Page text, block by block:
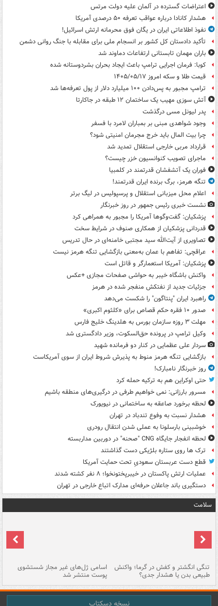
اعتراضات گسترده در آلمان علیه دولت مرتس
هشدار کانادا درباره عواقب تعرفه ۵۰ درصدی آمریکا
نفوذ اطلاعاتی ایران در یگان فوق محرمانه ارتش اسرائیل!
تأکید دادستان کل کشور بر انسجام ملی برای مقابله با جنگ روانی دشمن
باران مهمان تابستانی ارتفاعات دماوند شد
کوبا: فرمان اجرایی ترامپ باعث ایجاد بحران بشردوستانه شده
قیمت طلا و سکه امروز ۱۴۰۵/۰۵/۱۷
ترامپ مجبور به پس‌دادن ۱۰۰ میلیارد دلار از پول تعرفه‌ها شد
آتش سوزی مهیب یک ساختمان ۱۲ طبقه در جاکارتا
پدر لیونل مسی درگذشت
وجود شواهدی مبنی بر بمباران لامرد با فسفر
چرا بیت المال باید خرج مجرمان امنیتی شود؟
قرارداد مربی خارجی استقلال تمدید شد
ماجرای تصویب کنوانسیون خزر چیست؟
فوران یک آتشفشان قدرتمند در کلمبیا
تنگه هرمز، برگ برنده ایران قدرتمند!
اعلام محل میزبانی استقلال و پرسپولیس در لیگ برتر
نشست خبری رئیس جمهور در روز خبرنگار
پزشکیان: گفت‌وگوها آمریکا را مجبور به همراهی کرد
قدردانی پزشکیان از همکاری صنوف در شرایط سخت
تصاویری از آیت‌الله سید مجتبی خامنه‌ای در حال تدریس
عراقچی: تفاهم با عمان به‌معنی بازگشایی تنگه هرمز نیست
پزشکیان: آمریکا استعمارگر و قاتل است
واکنش باشگاه خیبر به حواشی صفحات مجازی +عکس
جزئیات جدید از نفتکش منفجر شده در هرمز
راهبرد ایران "پنتاگون" را شکست می‌دهد
صدور ۱۰ فقره حکم قصاص برای «کلثوم اکبری»
مهلت ۳ روزه سازمان بورس به هلدینگ خلیج فارس
وکیل ترامپ در پرونده حق‌السکوت، وزیر دادگستری شد
سردار علی عظمایی در کنار دو فرمانده شهید
بازگشایی تنگه هرمز منوط به پذیرش شروط ایران از سوی آمریکاست
روز خبرنگار نامبارک!
حتی اوکراین هم به ترکیه حمله کرد
مسرور بارزانی: نمی خواهیم طرفی در درگیری‌های منطقه باشیم
لحظه برخورد صاعقه به ساختمانی در نیویورک
هشدار نسبت به وفوع تندباد در تهران
خوشبینی بارسلونا به عملی شدن انتقال رودری
لحظه انفجار جایگاه CNG "صحنه" در دوربین مداربسته
ترک ها روی ستاره بلژیکی دست گذاشتند
قطع دست عربستان سعودیِ تحت حمایت آمریکا
عملیات ارتش پاکستان در خیبرپختونخوا؛ ۸ نفر کشته شدند
دستگیری باند جاعلان حرفه‌ای مدارک اتباع خارجی در تهران
سلامت
تنگی انگشتر و کفش در گرما؛ واکنش
طبیعی بدن یا هشدار جدی؟
اسامی ژل‌های غیر مجاز شستشوی
پوست منتشر شد
نسخه دسکتاپ